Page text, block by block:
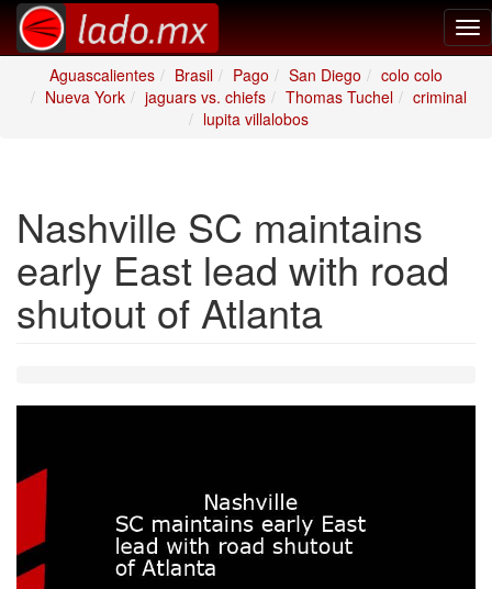
Aguascalientes
Brasil Pago San Diego
colo colo
Nueva York
jaguars vs. chiefs Thomas Tuchel
criminal
lupita villalobos
Nashville SC maintains
early East lead with road
shutout of Atlanta